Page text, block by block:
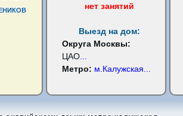
нет занятий
Выезд на дом:
Округа Москвы:
ЦАО
Метро: м.Калужская